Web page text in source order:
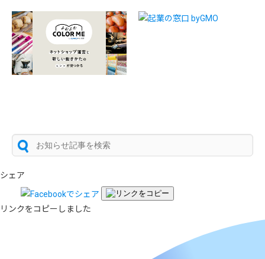
シェア
リンクをコピーしました